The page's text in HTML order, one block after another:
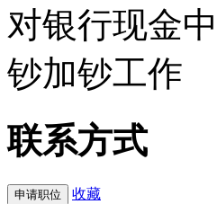
对银行现金
钞加钞工作
联系方式
收藏